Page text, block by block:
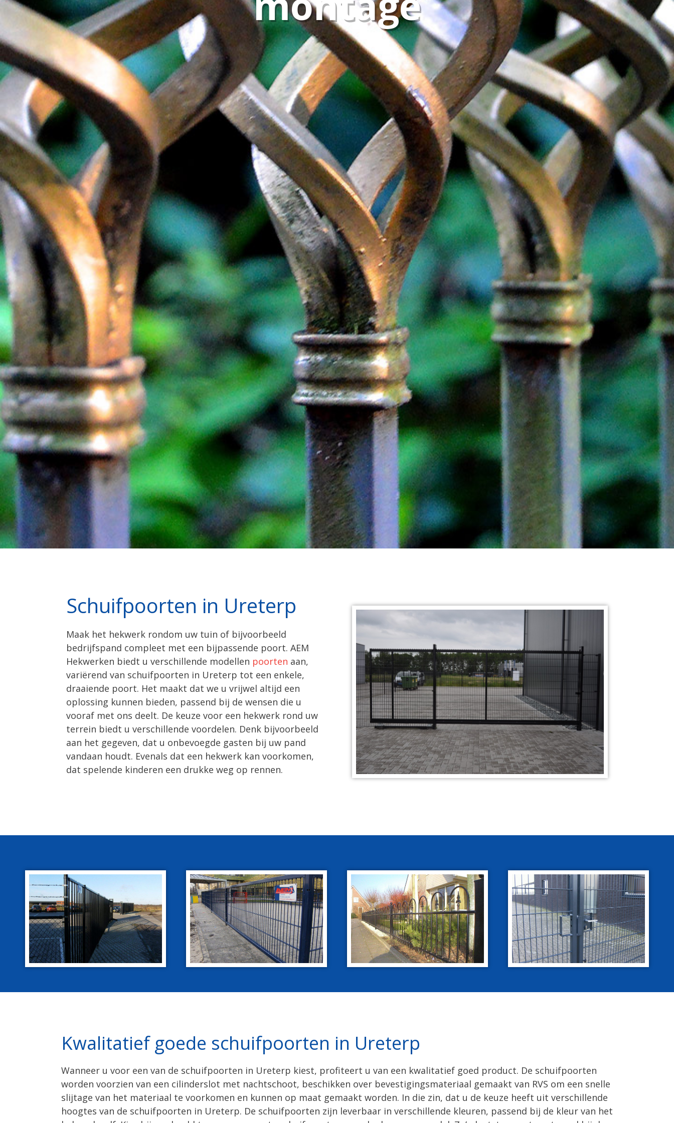
Schuifpoorten in Ureterp
Maak het hekwerk rondom uw tuin of bijvoorbeeld
bedrijfspand compleet met een bijpassende poort. AEM
Hekwerken biedt u verschillende modellen poorten aan,
variërend van schuifpoorten in Ureterp tot een enkele,
draaiende poort. Het maakt dat we u vrijwel altijd een
oplossing kunnen bieden, passend bij de wensen die u
vooraf met ons deelt. De keuze voor een hekwerk rond uw
terrein biedt u verschillende voordelen. Denk bijvoorbeeld
aan het gegeven, dat u onbevoegde gasten bij uw pand
vandaan houdt. Evenals dat een hekwerk kan voorkomen,
dat spelende kinderen een drukke weg op rennen.
Kwalitatief goede schuifpoorten in Ureterp
Wanneer u voor een van de schuifpoorten in Ureterp kiest, profiteert u van een kwalitatief goed product. De schuifpoorten
worden voorzien van een cilinderslot met nachtschoot, beschikken over bevestigingsmateriaal gemaakt van RVS om een snelle
slijtage van het materiaal te voorkomen en kunnen op maat gemaakt worden. In die zin, dat u de keuze heeft uit verschillende
hoogtes van de schuifpoorten in Ureterp. De schuifpoorten zijn leverbaar in verschillende kleuren, passend bij de kleur van het